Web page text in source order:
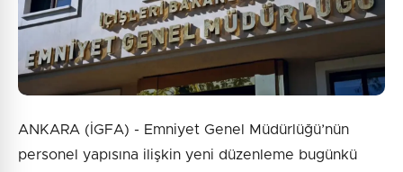
Gönder
ANKARA (İGFA) - Emniyet Genel Müdürlüğü’nün
personel yapısına ilişkin yeni düzenleme bugünkü